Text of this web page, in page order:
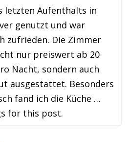
letzten Aufenthalts in
genutzt und war
zufrieden. Die Zimmer
nur preiswert ab 20
Nacht, sondern auch
ausgestattet. Besonders
fand ich die Küche …
for this post.